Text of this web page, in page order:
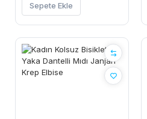
Sepete Ekle